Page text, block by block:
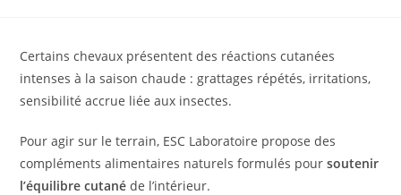
Certains chevaux présentent des réactions cutanées
intenses à la saison chaude : grattages répétés, irritations,
sensibilité accrue liée aux insectes.
Pour agir sur le terrain, ESC Laboratoire propose des
compléments alimentaires naturels formulés poursoutenir
l’équilibre cutané de l’intérieur.